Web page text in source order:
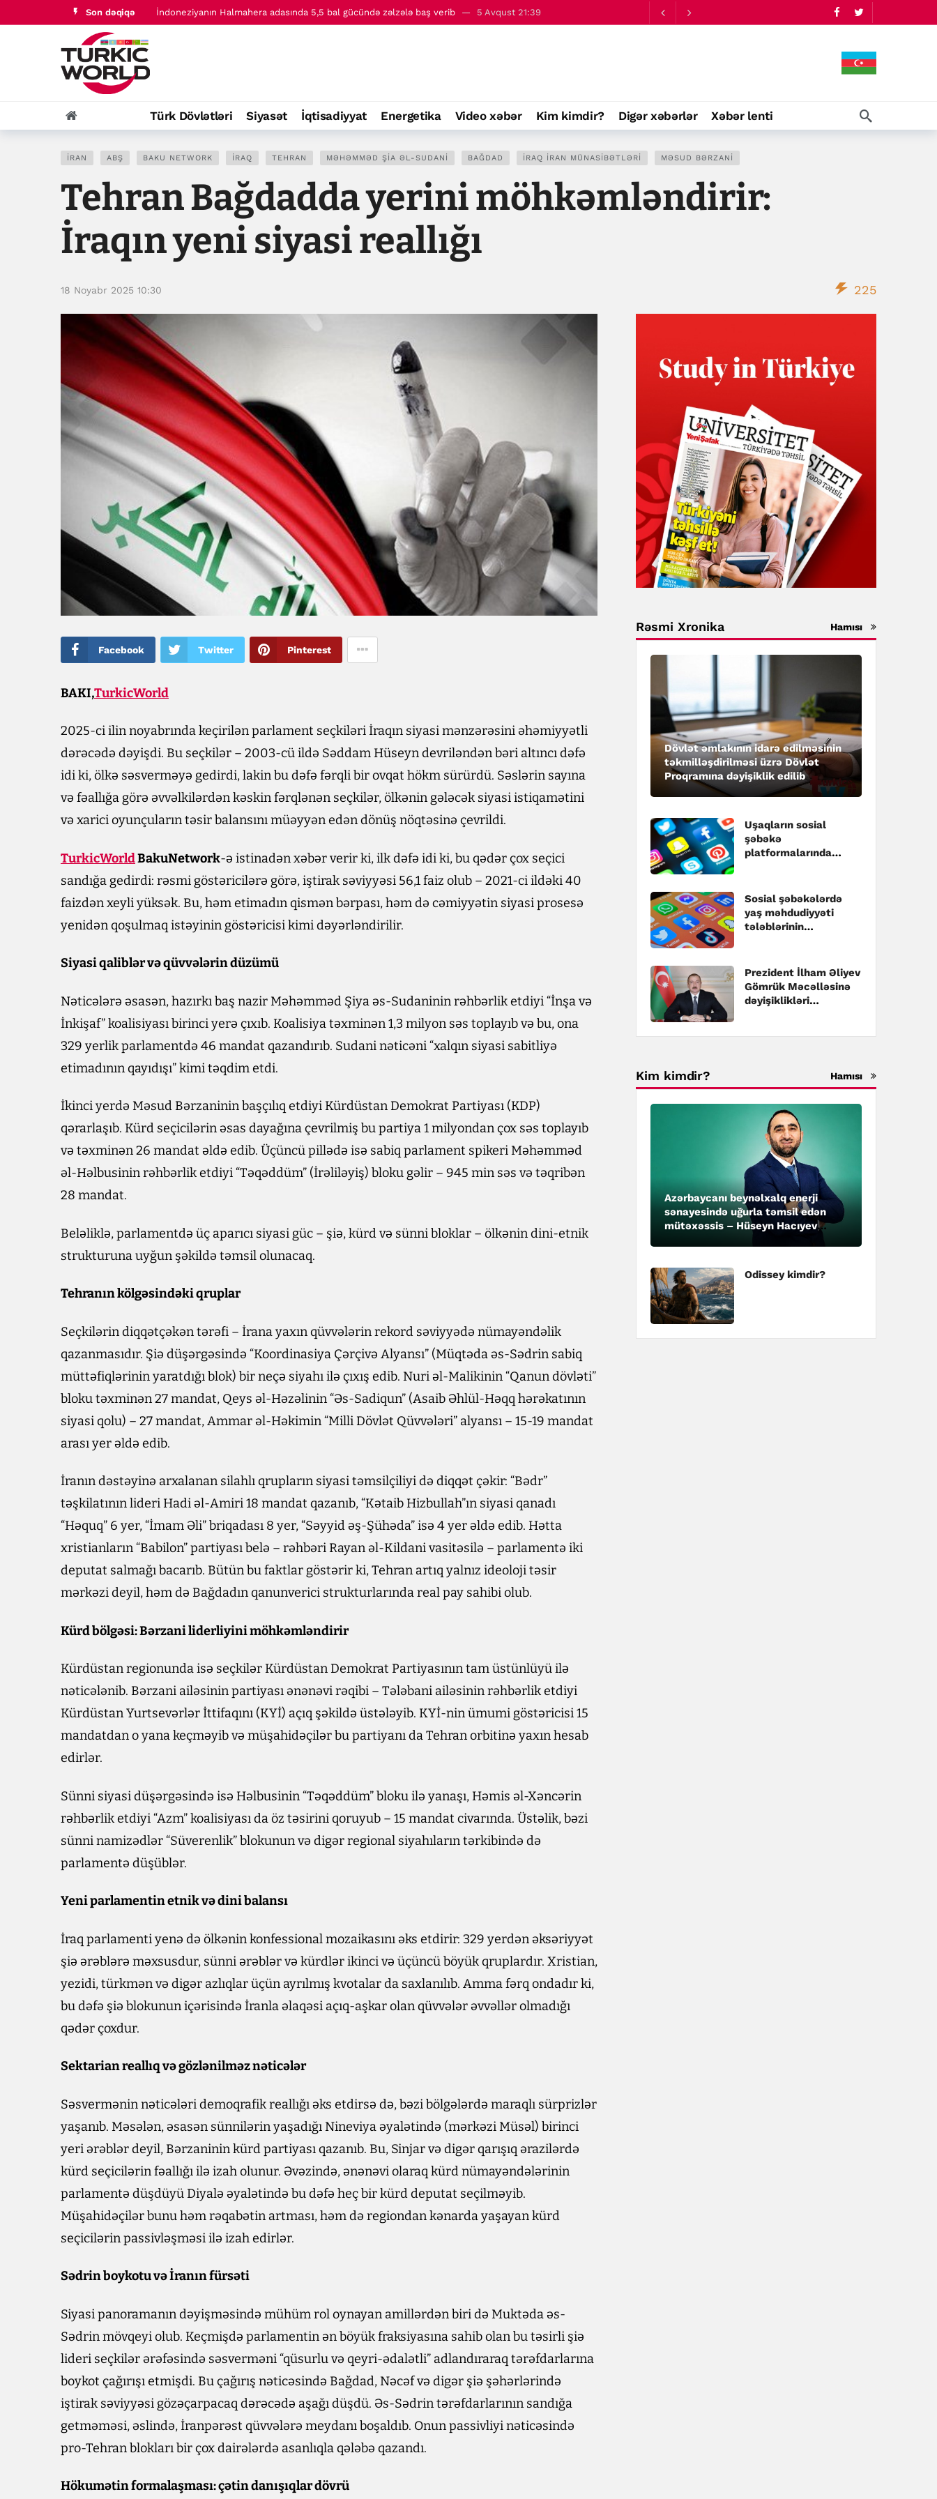
Son dəqiqə Türk dünyası tarixində baş verənlər - 6 avqust 00:01
Türk Dövlətləri Siyasət İqtisadiyyat Energetika Video xəbər Kim kimdir? Digər xəbərlər Xəbər lenti
İRAN ABŞ BAKU NETWORK İRAQ TEHRAN MƏHƏMMƏD ŞIA ƏL-SUDANI BAĞDAD İRAQ İRAN MÜNASIBƏTLƏRI MƏSUD BƏRZANI
Tehran Bağdadda yerini möhkəmləndirir:
İraqın yeni siyasi reallığı
18 Noyabr 2025 10:30 225
Facebook Twitter Pinterest
BAKI,TurkicWorld
2025-ci ilin noyabrında keçirilən parlament seçkiləri İraqın siyasi mənzərəsini əhəmiyyətli
dərəcədə dəyişdi. Bu seçkilər – 2003-cü ildə Səddam Hüseyn devriləndən bəri altıncı dəfə
idi ki, ölkə səsverməyə gedirdi, lakin bu dəfə fərqli bir ovqat hökm sürürdü. Səslərin sayına
və fəallığa görə əvvəlkilərdən kəskin fərqlənən seçkilər, ölkənin gələcək siyasi istiqamətini
və xarici oyunçuların təsir balansını müəyyən edən dönüş nöqtəsinə çevrildi.
TurkicWorldBakuNetwork-ə istinadən xəbər verir ki, ilk dəfə idi ki, bu qədər çox seçici
sandığa gedirdi: rəsmi göstəricilərə görə, iştirak səviyyəsi 56,1 faiz olub – 2021-ci ildəki 40
faizdən xeyli yüksək. Bu, həm etimadın qismən bərpası, həm də cəmiyyətin siyasi prosesə
yenidən qoşulmaq istəyinin göstəricisi kimi dəyərləndirilir.
Siyasi qaliblər və qüvvələrin düzümü
Nəticələrə əsasən, hazırkı baş nazir Məhəmməd Şiya əs-Sudaninin rəhbərlik etdiyi “İnşa və
İnkişaf” koalisiyası birinci yerə çıxıb. Koalisiya təxminən 1,3 milyon səs toplayıb və bu, ona
329 yerlik parlamentdə 46 mandat qazandırıb. Sudani nəticəni “xalqın siyasi sabitliyə
etimadının qayıdışı” kimi təqdim etdi.
İkinci yerdə Məsud Bərzaninin başçılıq etdiyi Kürdüstan Demokrat Partiyası (KDP)
qərarlaşıb. Kürd seçicilərin əsas dayağına çevrilmiş bu partiya 1 milyondan çox səs toplayıb
və təxminən 26 mandat əldə edib. Üçüncü pillədə isə sabiq parlament spikeri Məhəmməd
əl-Həlbusinin rəhbərlik etdiyi “Təqəddüm” (İrəliləyiş) bloku gəlir – 945 min səs və təqribən
28 mandat.
Beləliklə, parlamentdə üç aparıcı siyasi güc – şiə, kürd və sünni bloklar – ölkənin dini-etnik
strukturuna uyğun şəkildə təmsil olunacaq.
Tehranın kölgəsindəki qruplar
Seçkilərin diqqətçəkən tərəfi – İrana yaxın qüvvələrin rekord səviyyədə nümayəndəlik
qazanmasıdır. Şiə düşərgəsində “Koordinasiya Çərçivə Alyansı” (Müqtəda əs-Sədrin sabiq
müttəfiqlərinin yaratdığı blok) bir neçə siyahı ilə çıxış edib. Nuri əl-Malikinin “Qanun dövləti”
bloku təxminən 27 mandat, Qeys əl-Həzəlinin “Əs-Sadiqun” (Asaib Əhlül-Həqq hərəkatının
siyasi qolu) – 27 mandat, Ammar əl-Həkimin “Milli Dövlət Qüvvələri” alyansı – 15-19 mandat
arası yer əldə edib.
İranın dəstəyinə arxalanan silahlı qrupların siyasi təmsilçiliyi də diqqət çəkir: “Bədr”
təşkilatının lideri Hadi əl-Amiri 18 mandat qazanıb, “Kətaib Hizbullah”ın siyasi qanadı
“Həquq” 6 yer, “İmam Əli” briqadası 8 yer, “Səyyid əş-Şühəda” isə 4 yer əldə edib. Hətta
xristianların “Babilon” partiyası belə – rəhbəri Rayan əl-Kildani vasitəsilə – parlamentə iki
deputat salmağı bacarıb. Bütün bu faktlar göstərir ki, Tehran artıq yalnız ideoloji təsir
mərkəzi deyil, həm də Bağdadın qanunverici strukturlarında real pay sahibi olub.
Kürd bölgəsi: Bərzani liderliyini möhkəmləndirir
Kürdüstan regionunda isə seçkilər Kürdüstan Demokrat Partiyasının tam üstünlüyü ilə
nəticələnib. Bərzani ailəsinin partiyası ənənəvi rəqibi – Tələbani ailəsinin rəhbərlik etdiyi
Kürdüstan Yurtsevərlər İttifaqını (KYİ) açıq şəkildə üstələyib. KYİ-nin ümumi göstəricisi 15
mandatdan o yana keçməyib və müşahidəçilər bu partiyanı da Tehran orbitinə yaxın hesab
edirlər.
Sünni siyasi düşərgəsində isə Həlbusinin “Təqəddüm” bloku ilə yanaşı, Həmis əl-Xəncərin
rəhbərlik etdiyi “Azm” koalisiyası da öz təsirini qoruyub – 15 mandat civarında. Üstəlik, bəzi
sünni namizədlər “Süverenlik” blokunun və digər regional siyahıların tərkibində də
parlamentə düşüblər.
Yeni parlamentin etnik və dini balansı
İraq parlamenti yenə də ölkənin konfessional mozaikasını əks etdirir: 329 yerdən əksəriyyət
şiə ərəblərə məxsusdur, sünni ərəblər və kürdlər ikinci və üçüncü böyük qruplardır. Xristian,
yezidi, türkmən və digər azlıqlar üçün ayrılmış kvotalar da saxlanılıb. Amma fərq ondadır ki,
bu dəfə şiə blokunun içərisində İranla əlaqəsi açıq-aşkar olan qüvvələr əvvəllər olmadığı
qədər çoxdur.
Sektarian reallıq və gözlənilməz nəticələr
Səsvermənin nəticələri demoqrafik reallığı əks etdirsə də, bəzi bölgələrdə maraqlı sürprizlər
yaşanıb. Məsələn, əsasən sünnilərin yaşadığı Nineviya əyalətində (mərkəzi Müsəl) birinci
yeri ərəblər deyil, Bərzaninin kürd partiyası qazanıb. Bu, Sinjar və digər qarışıq ərazilərdə
kürd seçicilərin fəallığı ilə izah olunur. Əvəzində, ənənəvi olaraq kürd nümayəndələrinin
parlamentə düşdüyü Diyalə əyalətində bu dəfə heç bir kürd deputat seçilməyib.
Müşahidəçilər bunu həm rəqabətin artması, həm də regiondan kənarda yaşayan kürd
seçicilərin passivləşməsi ilə izah edirlər.
Sədrin boykotu və İranın fürsəti
Siyasi panoramanın dəyişməsində mühüm rol oynayan amillərdən biri də Muktəda əs-
Sədrin mövqeyi olub. Keçmişdə parlamentin ən böyük fraksiyasına sahib olan bu təsirli şiə
lideri seçkilər ərəfəsində səsverməni “qüsurlu və qeyri-ədalətli” adlandıraraq tərəfdarlarına
boykot çağırışı etmişdi. Bu çağırış nəticəsində Bağdad, Nəcəf və digər şiə şəhərlərində
iştirak səviyyəsi gözəçarpacaq dərəcədə aşağı düşdü. Əs-Sədrin tərəfdarlarının sandığa
getməməsi, əslində, İranpərəst qüvvələrə meydanı boşaldıb. Onun passivliyi nəticəsində
pro-Tehran blokları bir çox dairələrdə asanlıqla qələbə qazandı.
Hökumətin formalaşması: çətin danışıqlar dövrü
Rəsmi Xronika Hamısı
Dövlət əmlakının idarə edilməsinin
təkmilləşdirilməsi üzrə Dövlət
Proqramına dəyişiklik edilib
Uşaqların sosial
şəbəkə
platformalarında
təsdiqlənib
Sosial şəbəkələrdə
yaş məhdudiyyəti
tələblərinin
müəyyənləşib
Prezident İlham Əliyev
Gömrük Məcəlləsinə
dəyişiklikləri
Kim kimdir? Hamısı
Azərbaycanı beynəlxalq enerji
sənayesində uğurla təmsil edən
mütəxəssis – Hüseyn Hacıyev
Odissey kimdir?